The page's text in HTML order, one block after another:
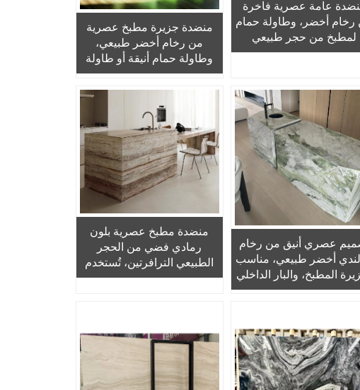
عامة عصرية فاخرة
رخام أخضر، وطاولة حمام
لمطبخ من حجر طبيعي
صناعي وسطح ملمع
منضدة جزيرة مطبخ عصرية
من رخام أخضر طبيعي،
وطاولة حمام أنيقة أو طاولة
عامة من رخام طبيعي للمنازل
والبارات والفنادق والمطابخ
عصري أنيق من رخام
أخضر طبيعي، مناسب
المطبخ، والبار الداخلي
الوظائف، وللمطبخ
منضدة مطبخ عصرية بلون
رمادي فضي من الحجر
الطبيعي الترافرتين، تُستخدم
كمنضدة لجزيرة المطبخ أو